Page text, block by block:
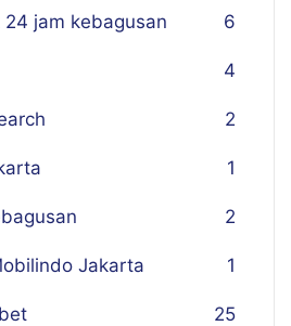
jam kebagusan 6
4
2
1
2
Jakarta 1
25